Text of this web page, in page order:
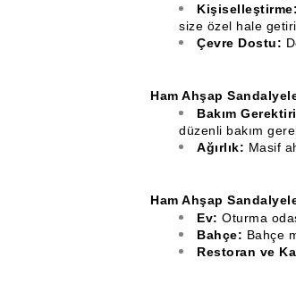
Kişiselleştirme:
size özel hale
Çevre Dostu:
Ham Ahşap
Bakım
düzenli bakım
Ağırlık: Masif
Ham Ahşap
Ev: Oturma
Bahçe: Bahçe
Restoran ve